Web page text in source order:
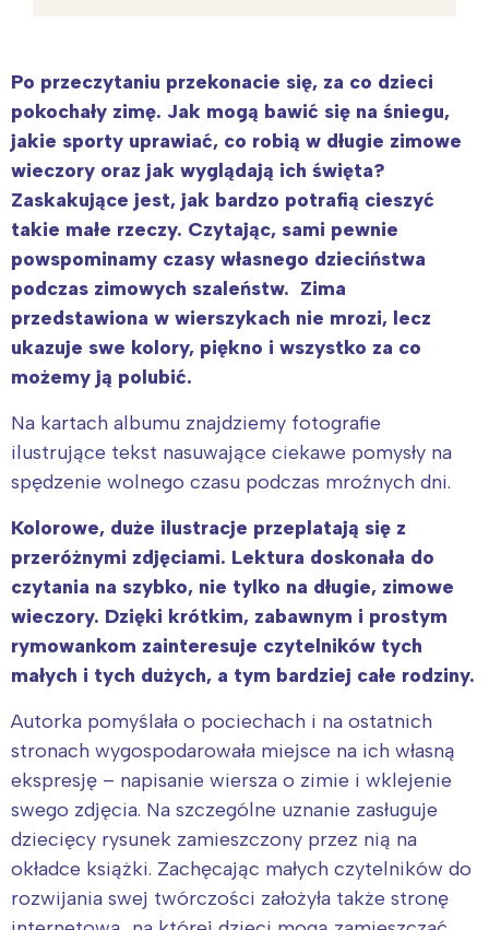
Po przeczytaniu przekonacie się, za co dzieci
pokochały zimę. Jak mogą bawić się na śniegu,
jakie sporty uprawiać, co robią w długie zimowe
wieczory oraz jak wyglądają ich święta?
Zaskakujące jest, jak bardzo potrafią cieszyć
takie małe rzeczy. Czytając, sami pewnie
powspominamy czasy własnego dzieciństwa
podczas zimowych szaleństw. Zima
przedstawiona w wierszykach nie mrozi, lecz
ukazuje swe kolory, piękno i wszystko za co
możemy ją polubić.
Na kartach albumu znajdziemy fotografie
ilustrujące tekst nasuwające ciekawe pomysły na
spędzenie wolnego czasu podczas mroźnych dni.
Kolorowe, duże ilustracje przeplatają się z
przeróżnymi zdjęciami. Lektura doskonała do
czytania na szybko, nie tylko na długie, zimowe
wieczory. Dzięki krótkim, zabawnym i prostym
rymowankom zainteresuje czytelników tych
małych i tych dużych, a tym bardziej całe rodziny.
Autorka pomyślała o pociechach i na ostatnich
stronach wygospodarowała miejsce na ich własną
ekspresję – napisanie wiersza o zimie i wklejenie
swego zdjęcia. Na szczególne uznanie zasługuje
dziecięcy rysunek zamieszczony przez nią na
okładce książki. Zachęcając małych czytelników do
rozwijania swej twórczości założyła także stronę